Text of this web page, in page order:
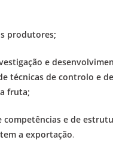
produtores;
e
técnicas de controlo e de
fruta;
competências e de
a exportação.